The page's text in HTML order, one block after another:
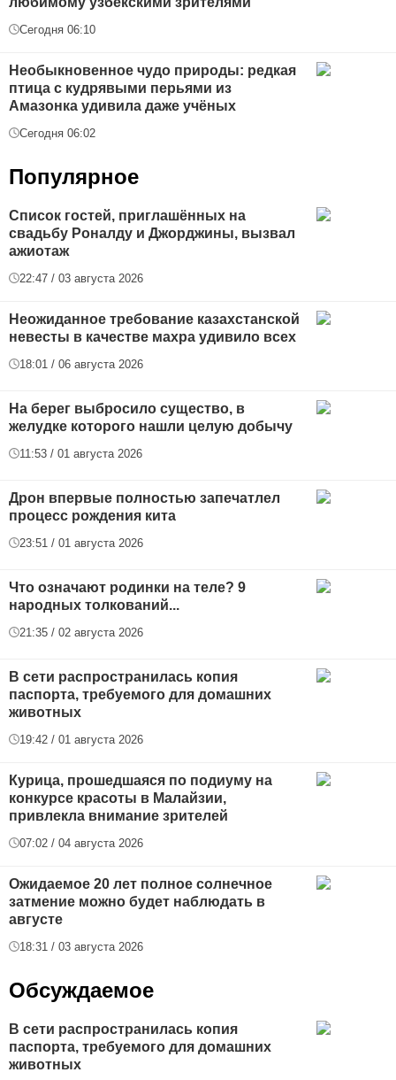
Сегодня 06:10
Необыкновенное чудо природы: редкая
птица с кудрявыми перьями из
Амазонка удивила даже учёных
Сегодня 06:02
Популярное
Список гостей, приглашённых на
свадьбу Роналду и Джорджины, вызвал
ажиотаж
22:47 / 03 августа 2026
Неожиданное требование казахстанской
невесты в качестве махра удивило всех
18:01 / 06 августа 2026
На берег выбросило существо, в
желудке которого нашли целую добычу
11:53 / 01 августа 2026
Дрон впервые полностью запечатлел
процесс рождения кита
23:51 / 01 августа 2026
Что означают родинки на теле? 9
народных толкований...
21:35 / 02 августа 2026
В сети распространилась копия
паспорта, требуемого для домашних
животных
19:42 / 01 августа 2026
Курица, прошедшаяся по подиуму на
конкурсе красоты в Малайзии,
привлекла внимание зрителей
07:02 / 04 августа 2026
Ожидаемое 20 лет полное солнечное
затмение можно будет наблюдать в
августе
18:31 / 03 августа 2026
Обсуждаемое
В сети распространилась копия
паспорта, требуемого для домашних
животных